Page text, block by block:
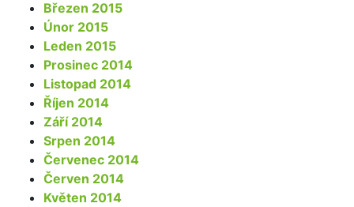
Březen 2015
Únor 2015
Leden 2015
Prosinec 2014
Listopad 2014
Říjen 2014
Září 2014
Srpen 2014
Červenec 2014
Červen 2014
Květen 2014